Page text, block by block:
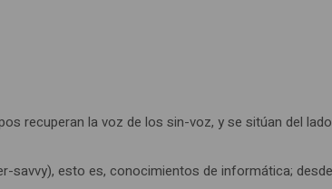
recuperan la voz de los sin-voz, y se sitúan del
esto es, conocimientos de informática;